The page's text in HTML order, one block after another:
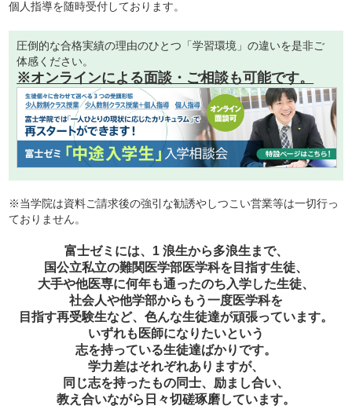
個人指導を随時受付しております。
圧倒的な合格実績の理由のひとつ「学習環境」の違いを是非ご
体感ください。
※オンラインによる面談・ご相談も可能です。
※当学院は資料ご請求後の強引な勧誘やしつこい営業等は一切行っ
ておりません。
富士ゼミには、1 浪生から多浪生まで、
国公立私立の難関医学部医学科を目指す生徒、
大手や他医専に何年も通ったのち入学した生徒、
社会人や他学部からもう一度医学科を
目指す再受験生など、色んな生徒達が頑張っています。
いずれも医師になりたいという
志を持っている生徒達ばかりです。
学力差はそれぞれありますが、
同じ志を持ったもの同士、励まし合い、
教え合いながら日々切磋琢磨しています。